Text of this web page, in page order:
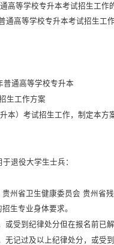
高等学校专升本考试招生工作
高等学校专升本考试招生工
普通高等学校专升本
生工作方案
本）考试招生工作，制定本方
退役大学生士兵：
州省卫生健康委员会 贵州省
生专业身体要求。
受到纪律处分但在报名前已解
记过及以上纪律处分，或受